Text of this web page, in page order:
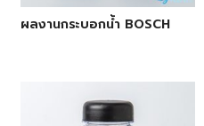
ผลงานกระบอกน้ำ BOSCH